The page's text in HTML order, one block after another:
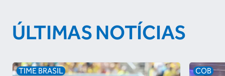
ÚLTIMAS NOTÍCIAS
TIME BRASIL COB